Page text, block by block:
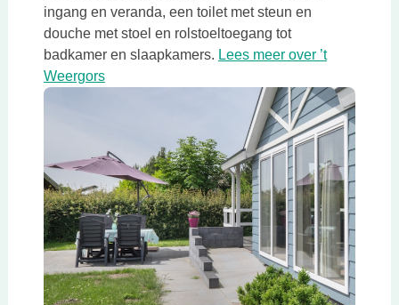
ingang en veranda, een toilet met steun en
douche met stoel en rolstoeltoegang tot
badkamer en slaapkamers. Lees meer over ’t
WeergorsDeze link opent in een nieuwe tab